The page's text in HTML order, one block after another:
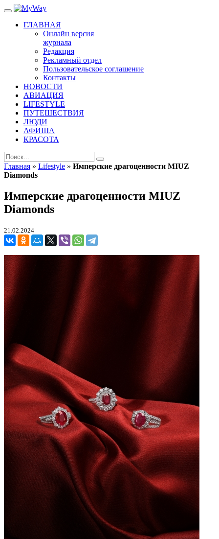
ГЛАВНАЯ
Онлайн версия
журнала
Редакция
Рекламный отдел
Пользовательское соглашение
Контакты
НОВОСТИ
АВИАЦИЯ
LIFESTYLE
ПУТЕШЕСТВИЯ
ЛЮДИ
АФИША
КРАСОТА
Главная » Lifestyle » Имперские драгоценности MIUZ
Diamonds
Имперские драгоценности MIUZ
Diamonds
21.02.2024